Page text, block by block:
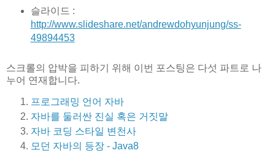
http://www.slideshare.net/andrewdohyunjung/ss-
49894453
스크롤의 압박을 피하기 위해 이번 포스팅은 다섯 파트로 나
누어 연재합니다.
프로그래밍 언어 자바
자바를 둘러싼 진실 혹은 거짓말
자바 코딩 스타일 변천사
모던 자바의 등장 - Java8